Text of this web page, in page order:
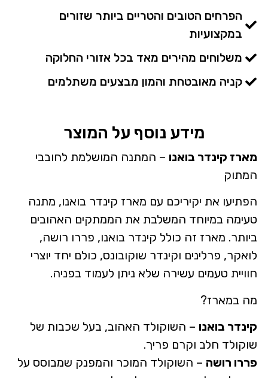
הפרחים הטובים והטריים ביותר שזורים
במקצועיות
משלוחים מהירים מאד בכל אזורי החלוקה
קניה מאובטחת והמון מבצעים משתלמים
מידע נוסף על המוצר
מארז קינדר בואנו – המתנה המושלמת לחובבי
המתוק
הפתיעו את יקיריכם עם מארז קינדר בואנו, מתנה
טעימה במיוחד המשלבת את הממתקים האהובים
ביותר. מארז זה כולל קינדר בואנו, פררו רושה,
לואקר, פרלינים וקינדר שוקובונס, כולם יחד יוצרי
חוויית טעמים עשירה שלא ניתן לעמוד בפניה.
מה במארז?
קינדר בואנו – השוקולד האהוב, בעל שכבות של
שוקולד חלב וקרם פריך.
פררו רושה – השוקולד המוכר והמפנק שמבוסס על